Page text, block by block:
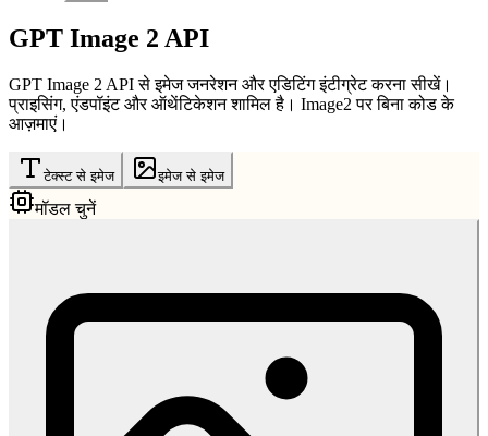
GPT Image 2 API
GPT Image 2 API से इमेज जनरेशन और एडिटिंग इंटीग्रेट करना सीखें।
प्राइसिंग, एंडपॉइंट और ऑथेंटिकेशन शामिल है। Image2 पर बिना कोड के
आज़माएं।
टेक्स्ट से इमेज इमेज से इमेज
मॉडल चुनें